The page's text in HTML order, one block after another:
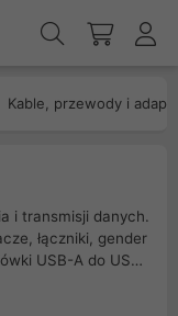
Kable, przewody i
i transmisji danych.
łączniki, gender
USB-A do USB-
24–30